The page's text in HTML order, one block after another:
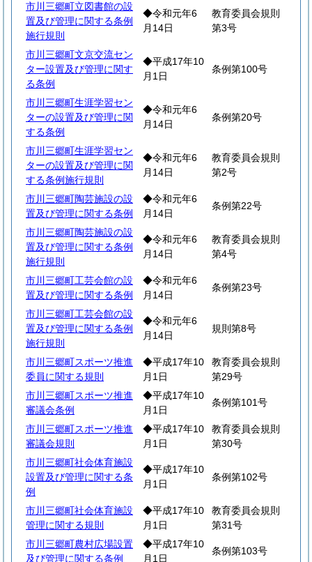
市川三郷町立図書館の設
置及び管理に関する条例
施行規則
◆令和元年6
月14日
教育委員会規則
第3号
市川三郷町文京交流セン
ター設置及び管理に関す
る条例
◆平成17年10
月1日
条例第100号
市川三郷町生涯学習セン
ターの設置及び管理に関
する条例
◆令和元年6
月14日
条例第20号
市川三郷町生涯学習セン
ターの設置及び管理に関
する条例施行規則
◆令和元年6
月14日
教育委員会規則
第2号
市川三郷町陶芸施設の設
置及び管理に関する条例
◆令和元年6
月14日
条例第22号
市川三郷町陶芸施設の設
置及び管理に関する条例
施行規則
◆令和元年6
月14日
教育委員会規則
第4号
市川三郷町工芸会館の設
置及び管理に関する条例
◆令和元年6
月14日
条例第23号
市川三郷町工芸会館の設
置及び管理に関する条例
施行規則
◆令和元年6
月14日
規則第8号
市川三郷町スポーツ推進
委員に関する規則
◆平成17年10
月1日
教育委員会規則
第29号
市川三郷町スポーツ推進
審議会条例
◆平成17年10
月1日
条例第101号
市川三郷町スポーツ推進
審議会規則
◆平成17年10
月1日
教育委員会規則
第30号
市川三郷町社会体育施設
設置及び管理に関する条
例
◆平成17年10
月1日
条例第102号
市川三郷町社会体育施設
管理に関する規則
◆平成17年10
月1日
教育委員会規則
第31号
市川三郷町農村広場設置
及び管理に関する条例
◆平成17年10
月1日
条例第103号